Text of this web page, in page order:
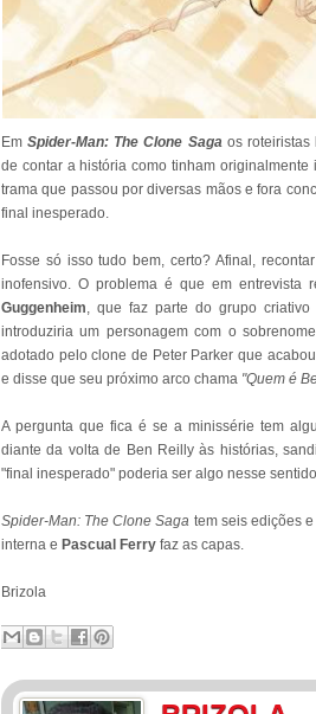
EmSpider-Man: The Clone Sagaos roteiristas
de contar a história como tinham
trama que passou por diversas mãos e fora
final inesperado.
Fosse só isso tudo bem, certo? Afinal,
inofensivo. O problema é que em entrevista
Guggenheim, que faz parte do grupo
introduziria um personagem com o
adotado pelo clone de Peter Parker que
e disse que seu próximo arco chama "Quem é
A pergunta que fica é se a minissérie tem
diante da volta de Ben Reilly às histórias,
"final inesperado" poderia ser algo nesse
Spider-Man: The Clone Saga tem seis edições
interna e Pascual Ferry faz as capas.
Brizola